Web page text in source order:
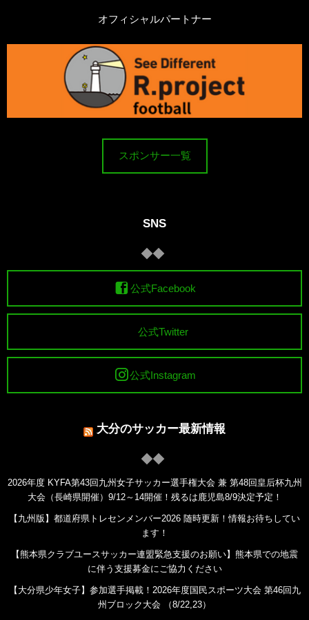
オフィシャルパートナー
スポンサー一覧
SNS
公式Facebook
公式Twitter
公式Instagram
大分のサッカー最新情報
2026年度 KYFA第43回九州女子サッカー選手権大会 兼 第48回皇后杯九州
大会（長崎県開催）9/12～14開催！残るは鹿児島8/9決定予定！
【九州版】都道府県トレセンメンバー2026 随時更新！情報お待ちしてい
ます！
【熊本県クラブユースサッカー連盟緊急支援のお願い】熊本県での地震
に伴う支援募金にご協力ください
【大分県少年女子】参加選手掲載！2026年度国民スポーツ大会 第46回九
州ブロック大会 （8/22,23）